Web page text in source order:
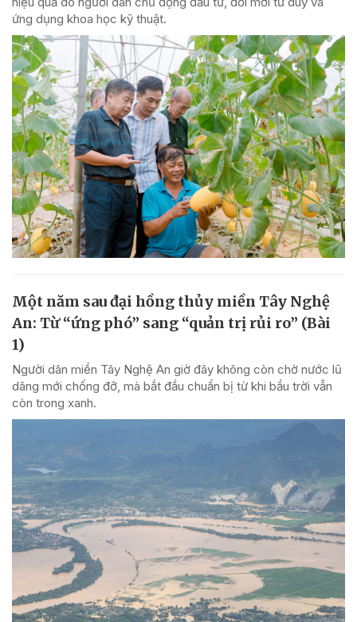
ứng dụng khoa học kỹ thuật.
Một năm sau đại hồng thủy miền Tây Nghệ
An: Từ “ứng phó” sang “quản trị rủi ro” (Bài
1)
Người dân miền Tây Nghệ An giờ đây không còn chờ nước lũ
dâng mới chống đỡ, mà bắt đầu chuẩn bị từ khi bầu trời vẫn
còn trong xanh.